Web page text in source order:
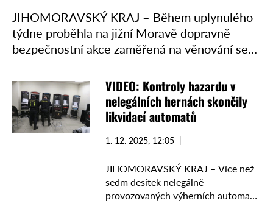
JIHOMORAVSKÝ KRAJ – Během uplynulého
týdne proběhla na jižní Moravě dopravně
bezpečnostní akce zaměřená na věnování se
hlídky z dálničního …VIDEO: Kontroly hazardu v
nelegálních hernách skončily
likvidací automatů
1. 12. 2025, 12:05
JIHOMORAVSKÝ KRAJ – Více než
sedm desítek nelegálně
provozovaných výherních automatů